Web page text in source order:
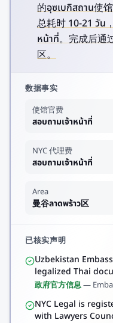
的อุซเบกิสถาน使
总耗时 10-21 วัน
หน้าที่。完成后通
区。
数据事实
使馆官费
สอบถามเจ้าหน้าที่
NYC 代理费
สอบถามเจ้าหน้าที่
Area
曼谷ลาดพร้าว区
已核实声明
Uzbekistan
legalized Thai
政府官方信息—
NYC Legal is
with Lawyers